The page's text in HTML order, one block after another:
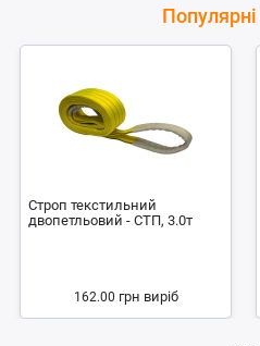
Популярні
Строп текстильний
двопетльовий - СТП, 3.0т
162.00 грн виріб